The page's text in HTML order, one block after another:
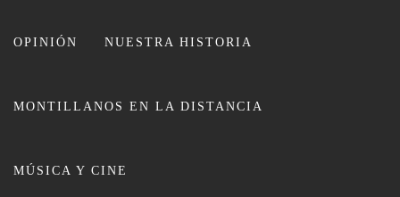
OPINIÓN NUESTRA HISTORIA
MONTILLANOS EN LA DISTANCIA
MÚSICA Y CINE
El APEDEM Senior sale derrotado